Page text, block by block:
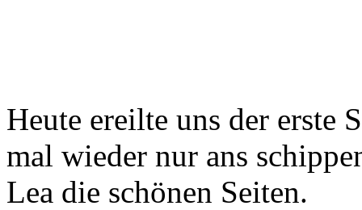
Heute ereilte uns der erste
mal wieder nur ans
Lea die schönen Seiten.